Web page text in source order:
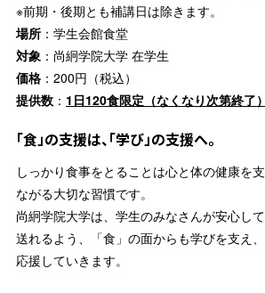
※前期・後期とも補講日は除きます。
場所 ：学生会館食堂
対象 ：尚絅学院大学 在学生
価格 ：200円（税込）
提供数 ： 1日120食限定（なくなり次第終了）
「食」の支援は、「学び」の支援へ。
しっかり食事をとることは心と体の健康を
ながる大切な習慣です。
尚絅学院大学は、学生のみなさんが安心し
送れるよう、「食」の面からも学びを支え
応援していきます。